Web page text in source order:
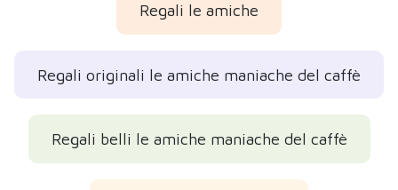
Regali le amiche
Regali originali le amiche maniache del caffè
Regali belli le amiche maniache del caffè